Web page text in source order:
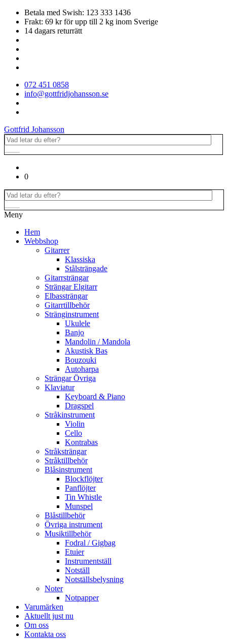
Betala med Swish: 123 333 1436
Frakt: 69 kr för upp till 2 kg inom Sverige
14 dagars returrätt
072 451 0858
info@gottfridjohansson.se
Gottfrid Johansson
0
Meny
Hem
Webbshop
Gitarrer
Klassiska
Stålsträngade
Gitarrsträngar
Strängar Elgitarr
Elbassträngar
Gitarrtillbehör
Stränginstrument
Ukulele
Banjo
Mandolin / Mandola
Akustisk Bas
Bouzouki
Autoharpa
Strängar Övriga
Klaviatur
Keyboard & Piano
Dragspel
Stråkinstrument
Violin
Cello
Kontrabas
Stråksträngar
Stråktillbehör
Blåsinstrument
Blockflöjter
Panflöjter
Tin Whistle
Munspel
Blåstillbehör
Övriga instrument
Musiktillbehör
Fodral / Gigbag
Etuier
Instrumentställ
Notställ
Notställsbelysning
Noter
Notpapper
Varumärken
Aktuellt just nu
Om oss
Kontakta oss